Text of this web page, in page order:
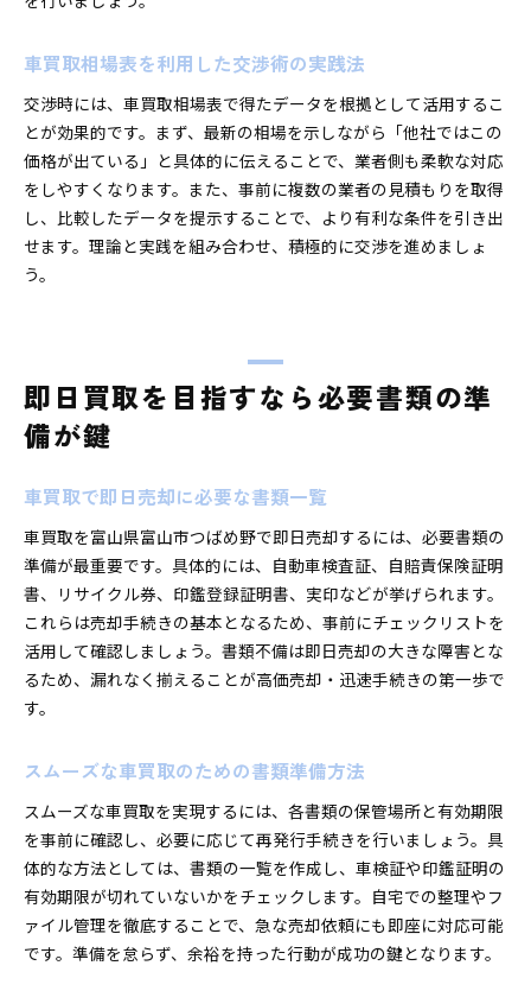
車買取相場表を利用した交渉術の実践法
交渉時には、車買取相場表で得たデータを根拠として活用するこ
とが効果的です。まず、最新の相場を示しながら「他社ではこの
価格が出ている」と具体的に伝えることで、業者側も柔軟な対応
をしやすくなります。また、事前に複数の業者の見積もりを取得
し、比較したデータを提示することで、より有利な条件を引き出
せます。理論と実践を組み合わせ、積極的に交渉を進めましょ
う。
即日買取を目指すなら必要書類の準
備が鍵
車買取で即日売却に必要な書類一覧
車買取を富山県富山市つばめ野で即日売却するには、必要書類の
準備が最重要です。具体的には、自動車検査証、自賠責保険証明
書、リサイクル券、印鑑登録証明書、実印などが挙げられます。
これらは売却手続きの基本となるため、事前にチェックリストを
活用して確認しましょう。書類不備は即日売却の大きな障害とな
るため、漏れなく揃えることが高価売却・迅速手続きの第一歩で
す。
スムーズな車買取のための書類準備方法
スムーズな車買取を実現するには、各書類の保管場所と有効期限
を事前に確認し、必要に応じて再発行手続きを行いましょう。具
体的な方法としては、書類の一覧を作成し、車検証や印鑑証明の
有効期限が切れていないかをチェックします。自宅での整理やフ
ァイル管理を徹底することで、急な売却依頼にも即座に対応可能
です。準備を怠らず、余裕を持った行動が成功の鍵となります。